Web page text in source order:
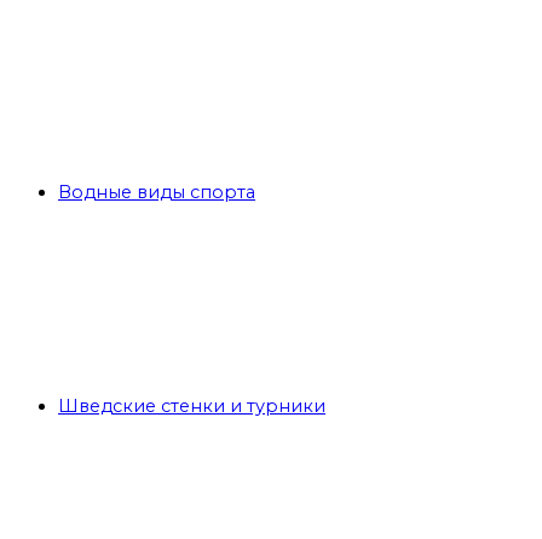
Водные виды спорта
Шведские стенки и турники